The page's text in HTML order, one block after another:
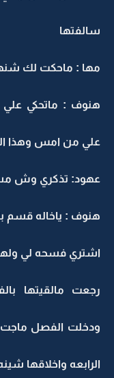
سالفتها
مها : ماحكت لك
هنوف : ماتحكي علي
علي من امس وهذا
عهود: تذكري وش
هنوف : ياخاله قسم
اشتري فسحه لي
رجعت مالقيتها
الرابعه واخلاقها